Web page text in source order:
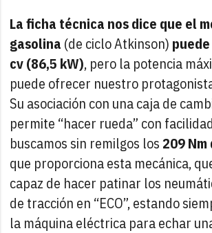
La ficha técnica nos dice que el
gasolina (de ciclo Atkinson)
cv (86,5 kW), pero la potencia
puede ofrecer nuestro
Su asociación con una caja de
permite “hacer rueda” con
buscamos sin remilgos los209
que proporciona esta mecánica,
capaz de hacer patinar los
de tracción en “ECO”, estando
la máquina eléctrica para echar